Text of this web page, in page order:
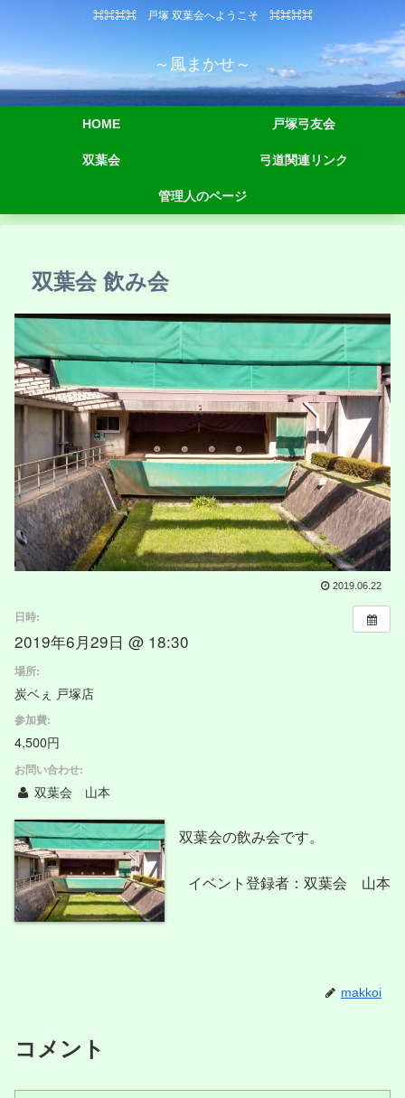
⌘⌘⌘⌘ 戸塚 双葉会へようこそ ⌘⌘⌘⌘
～風まかせ～
HOME 戸塚弓友会
双葉会 弓道関連リンク
管理人のページ
双葉会 飲み会
2019.06.22
日時:
2019年6月29日 @ 18:30
場所:
炭ベぇ 戸塚店
参加費:
4,500円
お問い合わせ:
双葉会 山本
双葉会の飲み会です。
イベント登録者：双葉会 山本
makkoi
コメント